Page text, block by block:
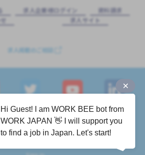
求⼈企業様ログイン
資料請求
求⼈サイト
求人掲載のご相談
Hi Guest! I am WORK BEE bot from
WORK JAPAN 👋 I will support you
to find a job in Japan. Let's start!